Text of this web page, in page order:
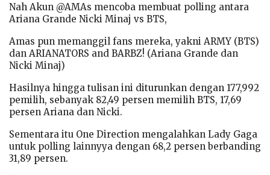
Nah Akun @AMAs mencoba membuat polling antara
Ariana Grande Nicki Minaj vs BTS,
Amas pun memanggil fans mereka, yakni ARMY (BTS)
dan ARIANATORS and BARBZ! (Ariana Grande dan
Nicki Minaj)
Hasilnya hingga tulisan ini diturunkan dengan 177,992
pemilih, sebanyak 82,49 persen memilih BTS, 17,69
persen Ariana dan Nicki.
Sementara itu One Direction mengalahkan Lady Gaga
untuk polling lainnyya dengan 68,2 persen berbanding
31,89 persen.